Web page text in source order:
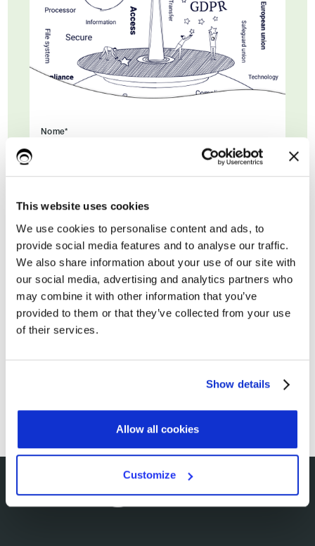
This website uses cookies
We use cookies to personalise content and ads, to
provide social media features and to analyse our traffic.
We also share information about your use of our site with
our social media, advertising and analytics partners who
may combine it with other information that you’ve
provided to them or that they’ve collected from your use
of their services.
Show details
Allow all cookies
Customize
Nome*